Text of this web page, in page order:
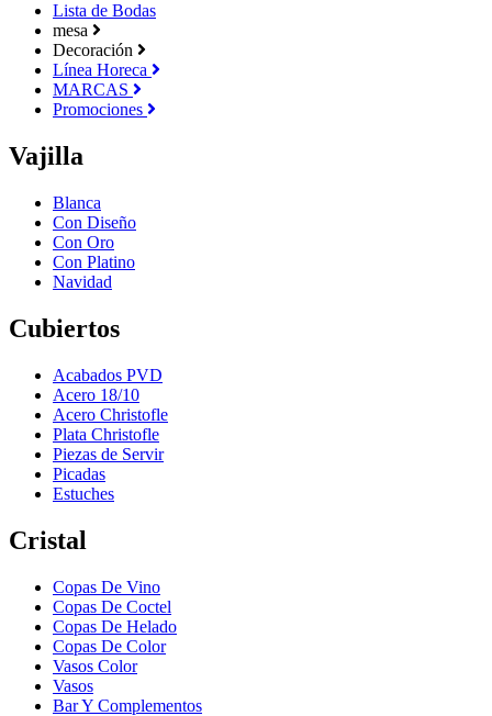
Lista de Bodas
mesa
Decoración
Línea Horeca
MARCAS
Promociones
Vajilla
Blanca
Con Diseño
Con Oro
Con Platino
Navidad
Cubiertos
Acabados PVD
Acero 18/10
Acero Christofle
Plata Christofle
Piezas de Servir
Picadas
Estuches
Cristal
Copas De Vino
Copas De Coctel
Copas De Helado
Copas De Color
Vasos Color
Vasos
Bar Y Complementos